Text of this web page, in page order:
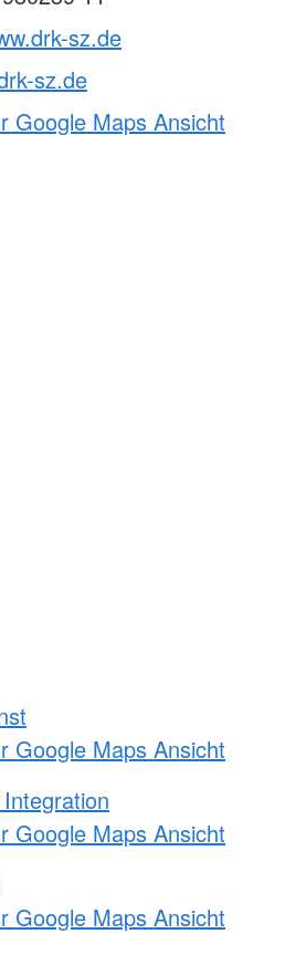
sz.de
sz.de
Google Maps Ansicht
Google Maps Ansicht
Google Maps Ansicht
Google Maps Ansicht